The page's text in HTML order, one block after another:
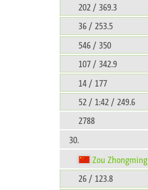
202 / 369.3
36 / 253.5
546 / 350
107 / 342.9
14 / 177
52 / 1:42 / 249.6
2788
30.
Zou Zhongming
26 / 123.8